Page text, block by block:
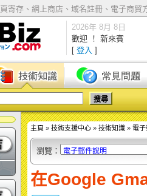
寄存、網上商店、域名註冊、電子商
2026年 8月 8日
歡迎 ！ 新來賓
[ 登入 ]
主頁 » 技術支援中心 » 技術知識 » 電子
瀏覽：
在Google